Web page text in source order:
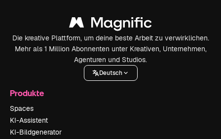
Die kreative Plattform, um deine beste Arbeit zu verwirklichen.
Mehr als 1 Million Abonnenten unter Kreativen, Unternehmen,
Agenturen und Studios.
Deutsch
Produkte
Spaces
KI-Assistent
KI-Bildgenerator